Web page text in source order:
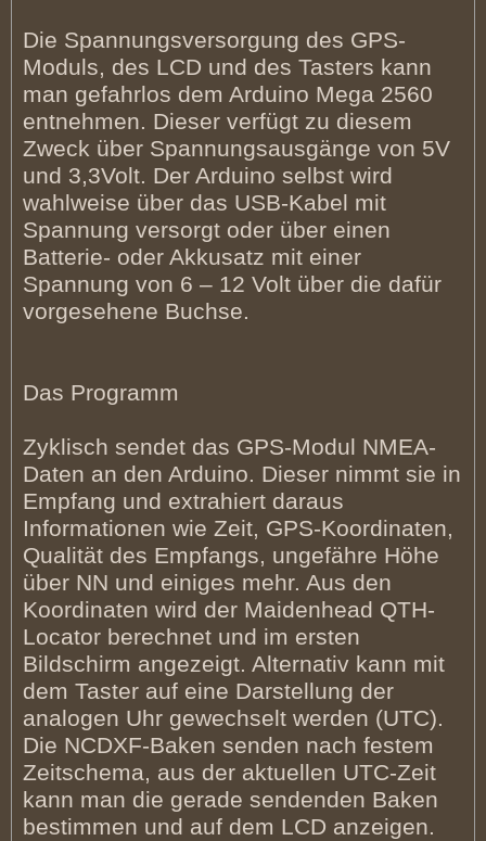
Die Spannungsversorgung des GPS-
Moduls, des LCD und des Tasters kann
man gefahrlos dem Arduino Mega 2560
entnehmen. Dieser verfügt zu diesem
Zweck über Spannungsausgänge von 5V
und 3,3Volt. Der Arduino selbst wird
wahlweise über das USB-Kabel mit
Spannung versorgt oder über einen
Batterie- oder Akkusatz mit einer
Spannung von 6 – 12 Volt über die dafür
vorgesehene Buchse.
Das Programm
Zyklisch sendet das GPS-Modul NMEA-
Daten an den Arduino. Dieser nimmt sie in
Empfang und extrahiert daraus
Informationen wie Zeit, GPS-Koordinaten,
Qualität des Empfangs, ungefähre Höhe
über NN und einiges mehr. Aus den
Koordinaten wird der Maidenhead QTH-
Locator berechnet und im ersten
Bildschirm angezeigt. Alternativ kann mit
dem Taster auf eine Darstellung der
analogen Uhr gewechselt werden (UTC).
Die NCDXF-Baken senden nach festem
Zeitschema, aus der aktuellen UTC-Zeit
kann man die gerade sendenden Baken
bestimmen und auf dem LCD anzeigen.